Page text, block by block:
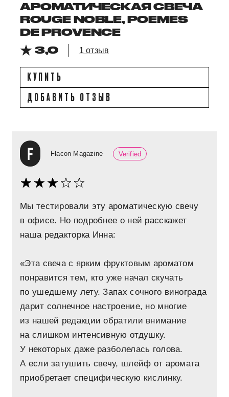
АРОМАТИЧЕСКАЯ СВЕЧА
ROUGE NOBLE, POEMES
DE PROVENCE
3,0
1 отзыв
КУПИТЬ
ДОБАВИТЬ ОТЗЫВ
Flacon Magazine Verified
Мы тестировали эту ароматическую свечу
в офисе. Но подробнее о ней расскажет
наша редакторка Инна:
«Эта свеча с ярким фруктовым ароматом
понравится тем, кто уже начал скучать
по ушедшему лету. Запах сочного винограда
дарит солнечное настроение, но многие
из нашей редакции обратили внимание
на слишком интенсивную отдушку.
У некоторых даже разболелась голова.
А если затушить свечу, шлейф от аромата
приобретает специфическую кислинку.